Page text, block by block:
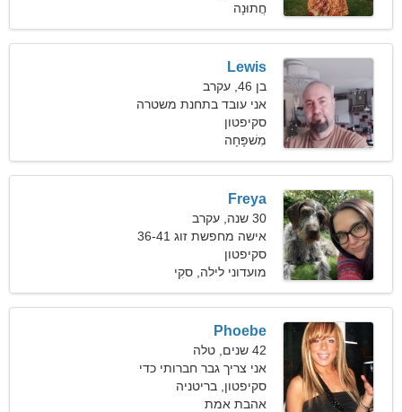
חֲתוּנָה
Lewis
בן 46, עקרב
אני עובד בתחנת משטרה
ומחפש אישה נלהבת
סקיפטון
מִשׁפָּחָה
Freya
30 שנה, עקרב
אישה מחפשת זוג 36-41
סקיפטון
מועדוני לילה, סקִי
Phoebe
42 שנים, טלה
אני צריך גבר חברותי כדי
לרקוד
סקיפטון, בריטניה
אהבת אמת